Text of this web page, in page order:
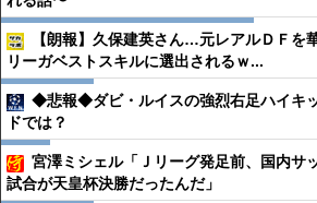
【朗報】久保建英さん…元レアルＤＦを
リーガベストスキルに選出されるｗ...
◆悲報◆ダビ・ルイスの強烈右足ハイキ
ドでは？
宮澤ミシェル「Ｊリーグ発足前、国内サ
試合が天皇杯決勝だったんだ」